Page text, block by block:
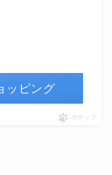
ッピング
ポチップ